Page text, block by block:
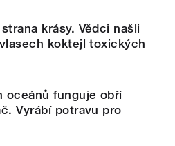
krásy. Vědci našli
koktejl toxických
oceánů funguje obří
Vyrábí potravu pro